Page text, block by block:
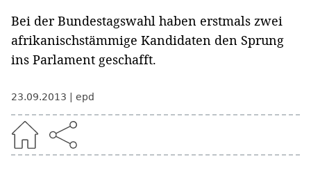
Bei der Bundestagswahl haben erstmals zwei
afrikanischstämmige Kandidaten den Sprung
ins Parlament geschafft.
23.09.2013 epd